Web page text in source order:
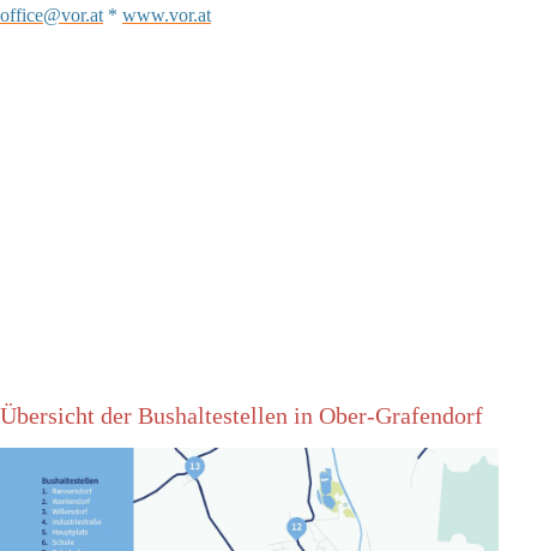
office@vor.at * www.vor.at
Übersicht der Bushaltestellen in Ober-Grafendorf